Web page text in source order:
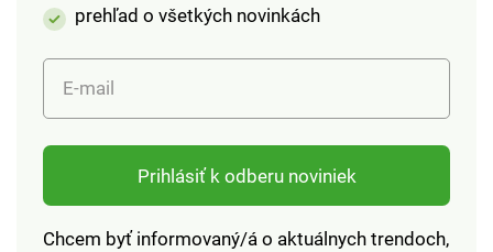
žiarením v interiéri.
Kompaktne zložiteľné
na uloženie v kufri
alebo pod sedadlom.
prehľad o všetkých novinkách
E-mail
Prihlásiť k odberu noviniek
Chcem byť informovaný/á o aktuálnych trendoch,